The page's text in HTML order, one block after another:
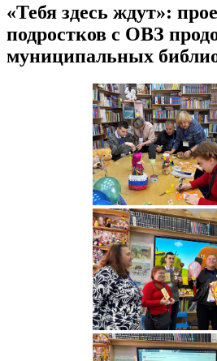
«Тебя здесь ждут»:
подростков с ОВЗ
муниципальных